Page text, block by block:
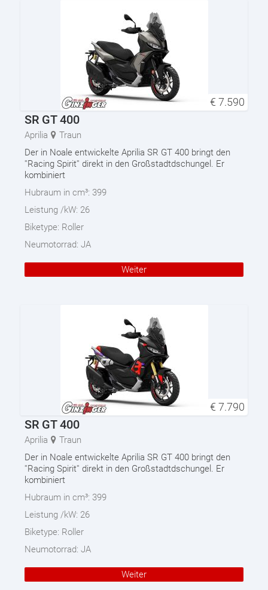
€ 7.590
SR GT 400
Aprilia
Traun
Der in Noale entwickelte Aprilia SR GT 400 bringt den
''Racing Spirit'' direkt in den Großstadtdschungel. Er
kombiniert
Hubraum in cm³: 399
Leistung /kW: 26
Biketype: Roller
Neumotorrad: JA
Weiter
€ 7.790
SR GT 400
Aprilia
Traun
Der in Noale entwickelte Aprilia SR GT 400 bringt den
''Racing Spirit'' direkt in den Großstadtdschungel. Er
kombiniert
Hubraum in cm³: 399
Leistung /kW: 26
Biketype: Roller
Neumotorrad: JA
Weiter